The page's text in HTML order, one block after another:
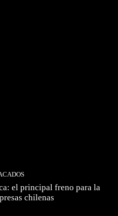
el principal freno para la
chilenas